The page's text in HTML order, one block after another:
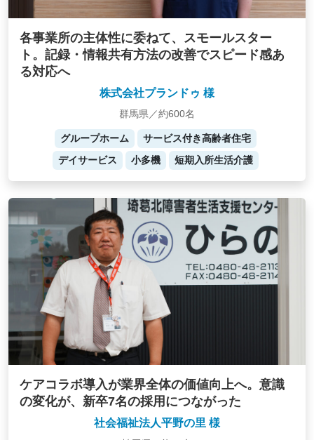
各事業所の主体性に委ねて、スモールスター
ト。記録・情報共有方法の改善でスピード感あ
る対応へ
株式会社プランドゥ 様
群馬県／約600名
グループホーム
サービス付き高齢者住宅
デイサービス
小多機 短期入所生活介護
ケアコラボ導入が業界全体の価値向上へ。意識
の変化が、新卒7名の採用につながった
社会福祉法人平野の里 様